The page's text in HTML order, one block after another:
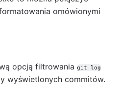
omówionymi
opcją filtrowania git log
wyświetlonych commitów.